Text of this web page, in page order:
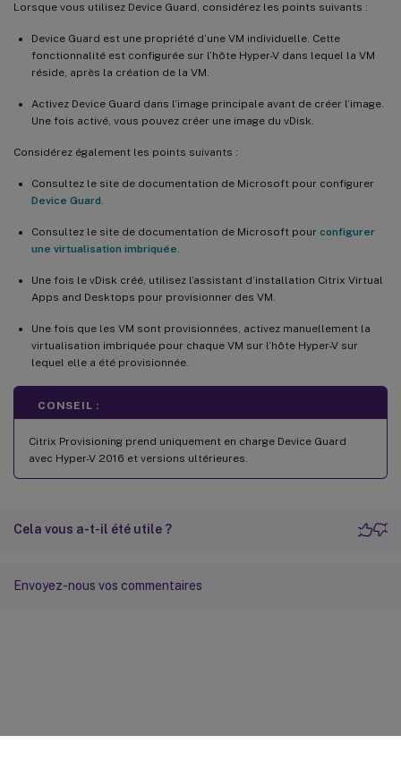
Lorsque vous utilisez Device Guard, considérez les points suivants :
Device Guard est une propriété d’une VM individuelle. Cette
fonctionnalité est configurée sur l’hôte Hyper-V dans lequel la VM
réside, après la création de la VM.
Activez Device Guard dans l’image principale avant de créer l’image.
Une fois activé, vous pouvez créer une image du vDisk.
Considérez également les points suivants :
Consultez le site de documentation de Microsoft pour configurer
Device Guard.
Consultez le site de documentation de Microsoft pour configurer
une virtualisation imbriquée.
Une fois le vDisk créé, utilisez l’assistant d’installation Citrix Virtual
Apps and Desktops pour provisionner des VM.
Une fois que les VM sont provisionnées, activez manuellement la
virtualisation imbriquée pour chaque VM sur l’hôte Hyper-V sur
lequel elle a été provisionnée.
CONSEIL :
Citrix Provisioning prend uniquement en charge Device Guard
avec Hyper-V 2016 et versions ultérieures.
Cela vous a-t-il été utile ?
Envoyez-nous vos commentaires